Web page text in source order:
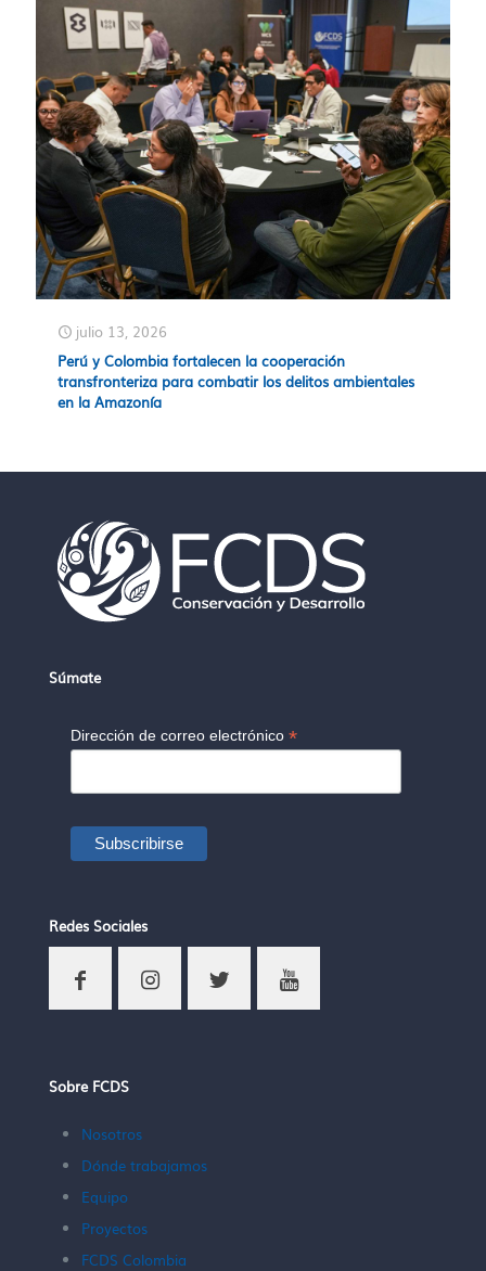
julio 13, 2026
Perú y Colombia fortalecen la cooperación
transfronteriza para combatir los delitos ambientales
en la Amazonía
Súmate
Dirección de correo electrónico *
Redes Sociales
Sobre FCDS
Nosotros
Dónde trabajamos
Equipo
Proyectos
FCDS Colombia